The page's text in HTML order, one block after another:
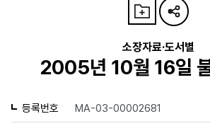
소장자료·도서별
2005년 10월 16일
등록번호 MA-03-00002681